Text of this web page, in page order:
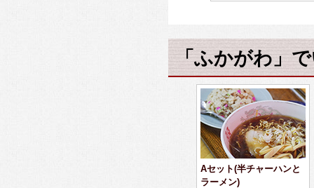
「ふかがわ」
Aセット(半チャーハンと
ラーメン)